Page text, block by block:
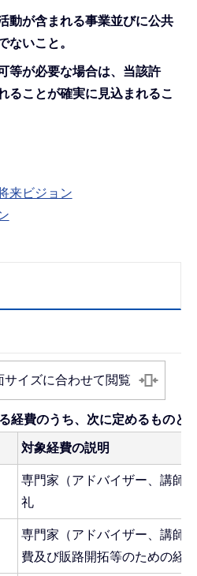
動が含まれる事業並びに公共
ないこと。
等が必要な場合は、当該許
ることが確実に見込まれるこ
来ビジョン
サイズに合わせて閲覧
経費のうち、次に定めるものと
対象経費の説明
専門家（アドバイザー、講師
礼
専門家（アドバイザー、講師
費及び販路開拓等のための経費